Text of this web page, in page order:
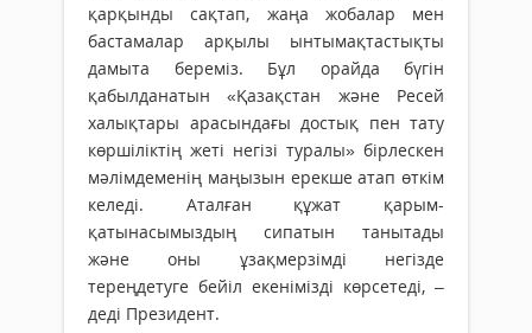
қарқынды сақтап, жаңа жобалар мен
бастамалар арқылы ынтымақтастықты
дамыта береміз. Бұл орайда бүгін
қабылданатын «Қазақстан және Ресей
халықтары арасындағы достық пен тату
көршіліктің жеті негізі туралы» бірлескен
мәлімдеменің маңызын ерекше атап өткім
келеді. Аталған құжат қарым-
қатынасымыздың сипатын танытады
және оны ұзақмерзімді негізде
тереңдетуге бейіл екенімізді көрсетеді, –
деді Президент.